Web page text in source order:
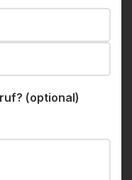
(optional)